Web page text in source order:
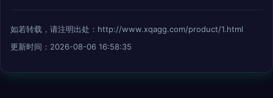
如若转载，请注明出处：http://www.xqagg.com/product/1.html
更新时间：2026-08-06 16:58:35